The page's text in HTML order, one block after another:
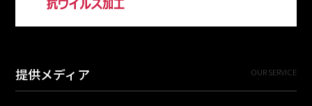
提供メディア OUR SERVICE